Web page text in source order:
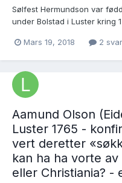
Sølfest Hermundson var
under Bolstad i Luster kring
konfirmert i 1791:
Sølfest gifte seg i Luster
Mars 19, 2018 2 svar
Aamund Olson
Luster 1765 -
vert deretter
kan ha ha vorte
eller Christiania? -